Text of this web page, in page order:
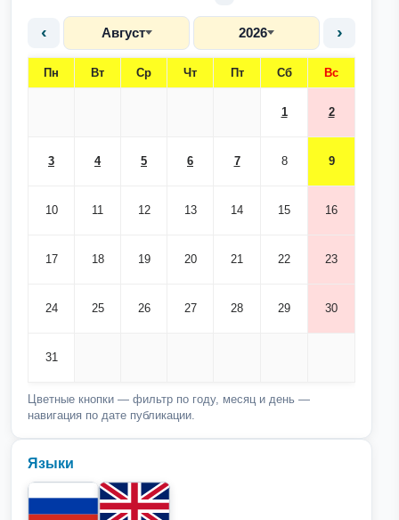
‹ Август 2026 ›
Пн Вт Ср Чт Пт Сб Вс
1 2
3 4 5 6 7 8 9
10 11 12 13 14 15 16
17 18 19 20 21 22 23
24 25 26 27 28 29 30
31
Цветные кнопки — фильтр по году, месяц и день —
навигация по дате публикации.
Языки